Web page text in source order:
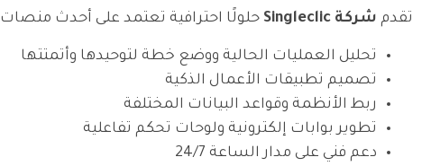
تقدم شركة Singleclic حلولًا احترافية تعتمد على أحدث منصات Low-Code، وتشمل خدماتها:
تحليل العمليات الحالية ووضع خطة لتوحيدها وأتمتتها
تصميم تطبيقات الأعمال الذكية
ربط الأنظمة وقواعد البيانات المختلفة
تطوير بوابات إلكترونية ولوحات تحكم تفاعلية
دعم فني على مدار الساعة 24/7